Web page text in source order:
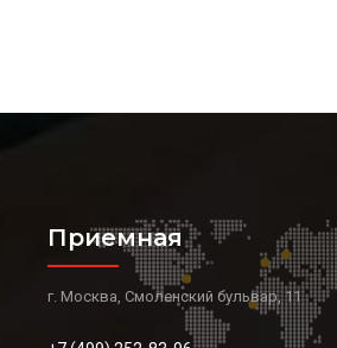
Приемная
г. Москва, Смоленский бульвар, 11